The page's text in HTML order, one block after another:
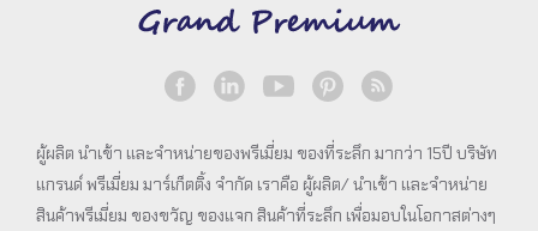
ผู้ผลิต นำเข้า และจำหน่ายของพรีเมี่ยม ของที่ระลึก มากว่า 15ปี บริษัท
แกรนด์ พรีเมี่ยม มาร์เก็ตติ้ง จำกัด เราคือ ผู้ผลิต/ นำเข้า และจำหน่าย
สินค้าพรีเมี่ยม ของขวัญ ของแจก สินค้าที่ระลึก เพื่อมอบในโอกาสต่างๆ